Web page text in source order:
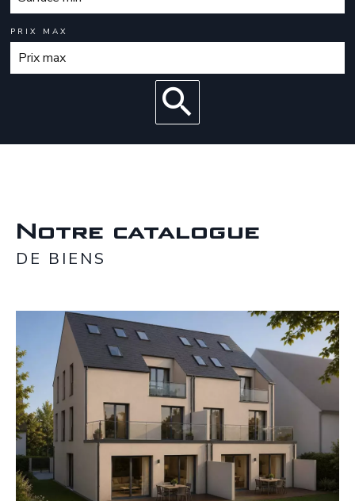
PRIX MAX
Notre catalogue
DE BIENS